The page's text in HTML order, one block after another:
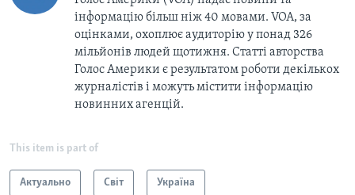
інформацію більш ніж 40 мовами. VOA, за
оцінками, охоплює аудиторію у понад 326
мільйонів людей щотижня. Статті авторства
Голос Америки є результатом роботи декількох
журналістів і можуть містити інформацію
новинних агенцій.
This item is part of
Актуально Світ Україна